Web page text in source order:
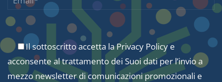
Il sottoscritto accetta laPrivacy Policye
acconsente al trattamento dei Suoi dati per l’invio a
mezzo newsletter di comunicazioni promozionali e